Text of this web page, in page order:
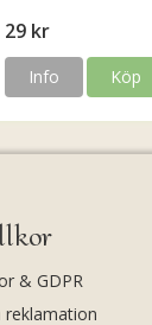
29 kr
Info Köp
& GDPR
reklamation